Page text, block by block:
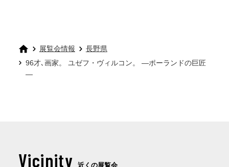
展覧会情報
長野県
96才､画家。 ユゼフ・ヴィルコン。 ―ポーランドの巨匠
―
Vicinity 近くの展覧会